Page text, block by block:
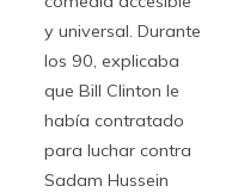
y universal. Durante
los 90, explicaba
que Bill Clinton le
había contratado
para luchar contra
Sadam Hussein